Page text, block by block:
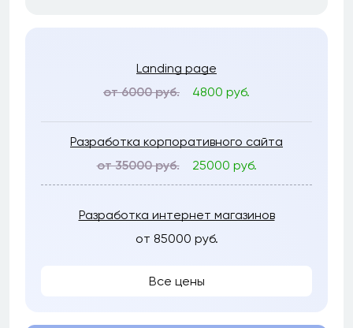
Landing page
от 6000 руб.
4800 руб.
Разработка корпоративного сайта
от 35000 руб.
25000 руб.
Разработка интернет магазинов
от 85000 руб.
Все цены